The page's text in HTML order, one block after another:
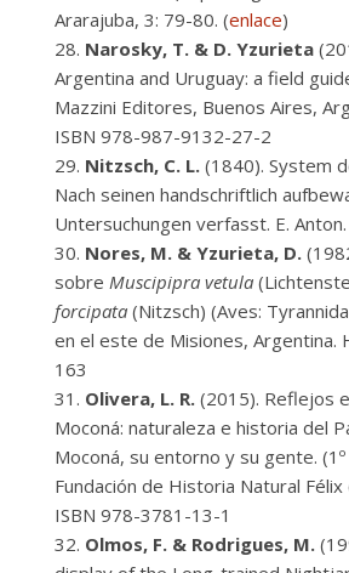
Ararajuba, 3: 79-80. (enlace)
Narosky, T. & D. Yzurieta
Argentina and Uruguay: a field
Mazzini Editores, Buenos Aires,
ISBN 978-987-9132-27-2
Nitzsch, C. L. (1840). System
Nach seinen handschriftlich
Untersuchungen verfasst. E. Anton.
Nores, M. & Yzurieta, D.
sobre Muscipipra vetula
forcipata (Nitzsch) (Aves:
en el este de Misiones, Argentina.
163
Olivera, L. R. (2015). Reflejos
Moconá: naturaleza e historia del
Moconá, su entorno y su gente. (1º
Fundación de Historia Natural
ISBN 978-3781-13-1
Olmos, F. & Rodrigues, M.